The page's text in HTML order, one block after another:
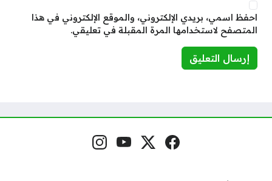
احفظ اسمي، بريدي الإلكتروني، والموقع الإلكتروني في هذا
المتصفح لاستخدامها المرة المقبلة في تعليقي.
مواقع التواصل فيسبوكمنصة إكس
يوتيوبإنستغرام